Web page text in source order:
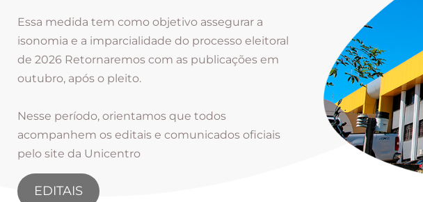
Essa medida tem como objetivo assegurar a
isonomia e a imparcialidade do processo eleitoral
de 2026 Retornaremos com as publicações em
outubro, após o pleito.
Nesse período, orientamos que todos
acompanhem os editais e comunicados oficiais
pelo site da Unicentro
EDITAIS